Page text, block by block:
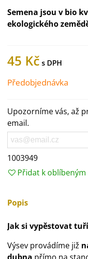
Semena jsou v bio
ekologického
45 Kč
Předobjednávka
Upozorníme vás, až
email.
1003949
Přidat k oblíbeným
Popis
Jak si vypěstovat
Výsev provádíme již